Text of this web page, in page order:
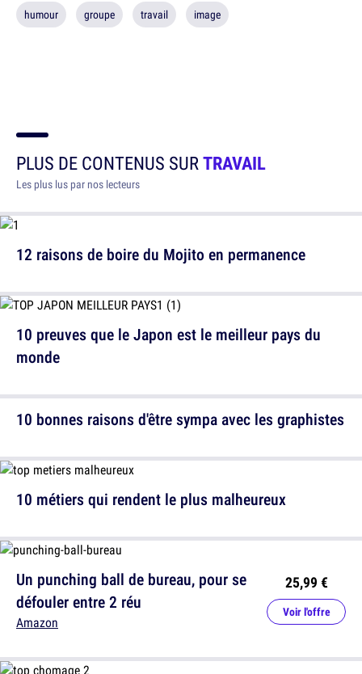
humour groupe travail image
PLUS DE CONTENUS SURTRAVAIL
Les plus lus par nos lecteurs
12 raisons de boire du Mojito en permanence
10 bonnes raisons d'être sympa avec les graphistes
Un punching ball de bureau, pour se
défouler entre 2 réu
Amazon
25,99 €
Voir l'offre
10 preuves que le Japon est le meilleur pays du
monde
10 métiers qui rendent le plus malheureux